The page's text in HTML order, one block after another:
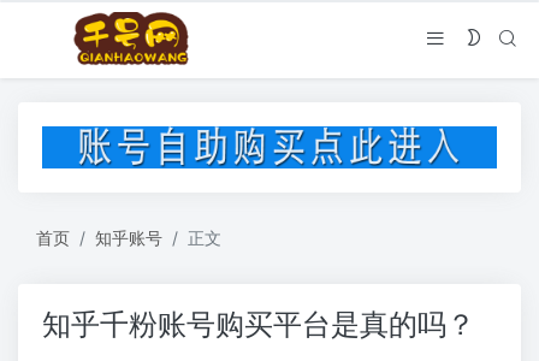
首页 知乎账号 正文
知乎千粉账号购买平台是真的吗？